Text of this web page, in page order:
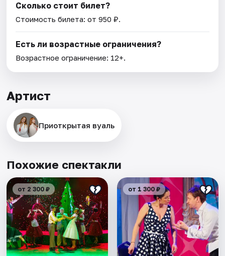
Сколько стоит билет?
Стоимость билета: от 950 ₽.
Есть ли возрастные ограничения?
Возрастное ограничение: 12+.
Артист
Приоткрытая вуаль
Похожие спектакли
от 2 300 ₽ от 1 300 ₽